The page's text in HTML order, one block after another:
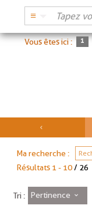
Vous êtes ici :
Ma recherche :
Résultats 1 - 10 / 26
Tri : Pertinence